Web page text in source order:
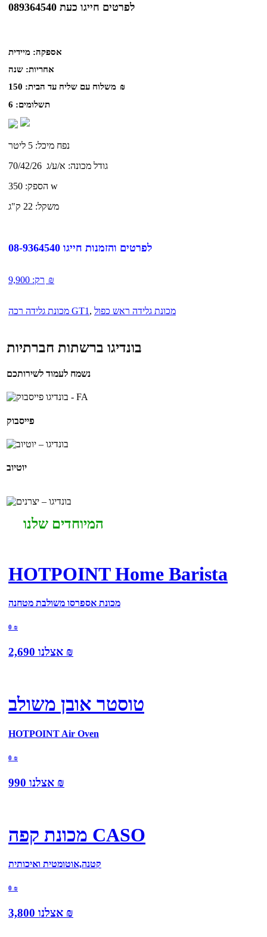
לפרטים חייגו כעת 089364540
אספקה: מיידית
אחריות: שנה
משלוח עם שליח עד הבית: 150
₪
תשלומים: 6
נפח מיכל: 5 ליטר
גודל מכונה: א/ע/ג 70/42/26
הספק: 350 w
משקל: 22 ק"ג
לפרטים והזמנות חייגו 08-9364540
רק: 9,900 ₪
מכונת גלידה רכה GT1 , מכונת גלידה ראש כפול
בונדיגו ברשתות חברתיות
נשמח לעמוד לשירותכם
פייסבוק
יוטיוב
המיוחדים שלנו
HOTPOINT Home Barista
מכונת אספרסו משולבת מטחנה
0 ₪
אצלנו 2,690 ₪
טוסטר אובן משולב
HOTPOINT Air Oven
0 ₪
אצלנו 990 ₪
מכונת קפה CASO
קטנה,אוטומטית ואיכותית
0 ₪
אצלנו 3,800 ₪